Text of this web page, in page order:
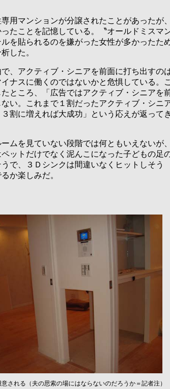
用マンションが分譲されたことがあったが、
たことを記憶している。〝オールドミスマ
を貼られるのを嫌がった女性が多かったた
した。
、アクティブ・シニアを前面に打ち出すの
ナスに働くのではないかと危惧している。こ
ところ、「広告ではアクティブ・シニアを
い。これまで１割だったアクティブ・シニ
割に増えれば大成功」という応えが返ってき
ムを見ていない段階では何ともいえないが、
ットだけでなく泥んこになった子どもの足
で、３Ｄシンクは間違いなくヒットしそう
か楽しみだ。
される（夫の思索の場にはならないのだろうか＝記者注）